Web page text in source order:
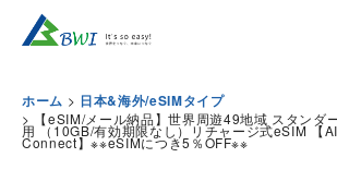
ホーム > 日本&海外/eSIMタイプ
>
【eSIM/メール納品】世界周遊49地域 スタンダ
用 （10GB/有効期限なし）リチャージ式eSIM 【
Connect】※※eSIMにつき5％OFF※※